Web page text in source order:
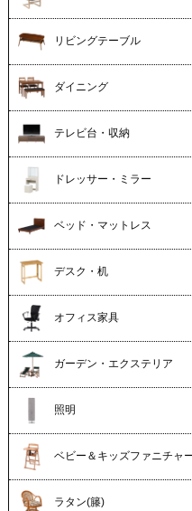
リビングテーブル
ダイニング
テレビ台・収納
ドレッサー・ミラー
ベッド・マットレス
デスク・机
オフィス家具
ガーデン・エクステリア
照明
ベビー＆キッズファニチャ
ラタン(籐)